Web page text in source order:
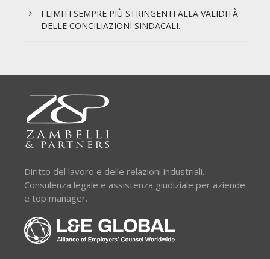
I LIMITI SEMPRE PIÙ STRINGENTI ALLA VALIDITÀ
DELLE CONCILIAZIONI SINDACALI.
Diritto del lavoro e delle relazioni industriali.
Consulenza legale e assistenza giudiziale per aziende
e top manager.